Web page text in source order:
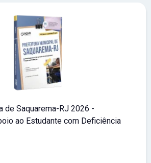
de Saquarema-RJ 2026 -
ao Estudante com Deficiência